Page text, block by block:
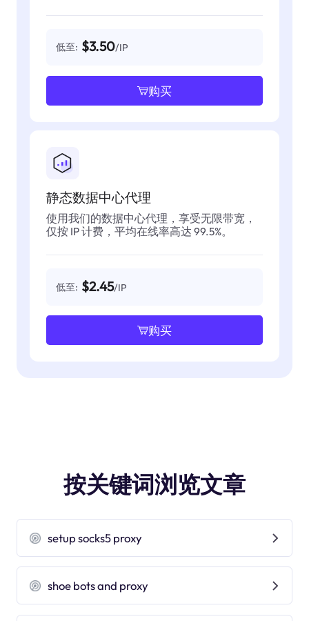
低至: $3.50/IP
购买
静态数据中心代理
使用我们的数据中心代理，享受无限带宽，
仅按 IP 计费，平均在线率高达 99.5%。
低至: $2.45/IP
购买
按关键词浏览文章
setup socks5 proxy
shoe bots and proxy